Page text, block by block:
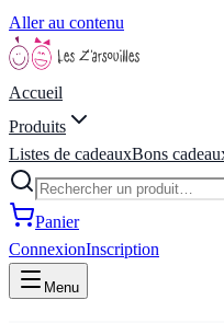
Aller au contenu
Accueil
Produits
Listes de cadeauxBons
Panier
ConnexionInscription
Menu